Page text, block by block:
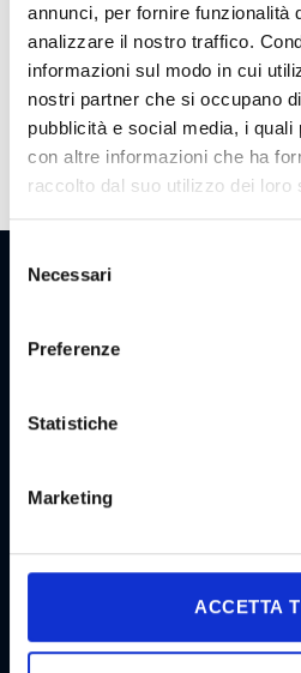
annunci, per fornire funzionalità
analizzare il nostro traffico.
informazioni sul modo in cui
nostri partner che si occupano
pubblicità e social media, i quali
con altre informazioni che ha
raccolto dal suo utilizzo dei loro
delNecessari
Preferenze
Statistiche
Marketing
ACCETTA
Cycle 35000
Payout 75
Bonuses
Hold, Expanding
incremental
CERTIFICATIONS